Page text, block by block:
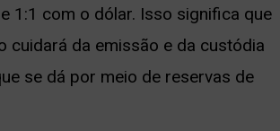
1:1 com o dólar. Isso significa que
cuidará da emissão e da custódia
se dá por meio de reservas de